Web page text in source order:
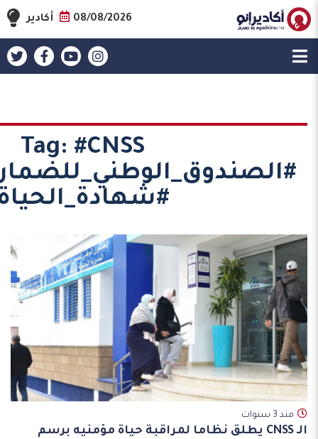
08/08/2026 أكادير
Tag: #CNSS
مند 3 سنوات
الـ CNSS يطلق نظاما لمراقبة حياة مؤمنيه برسم